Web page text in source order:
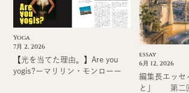
Yoga
7月 2, 2026
【光を当てた理由。】Are you
yogis?ーマリリン・モンローー
essay
6月 12, 2026
編集長エッセ
と」 第二回